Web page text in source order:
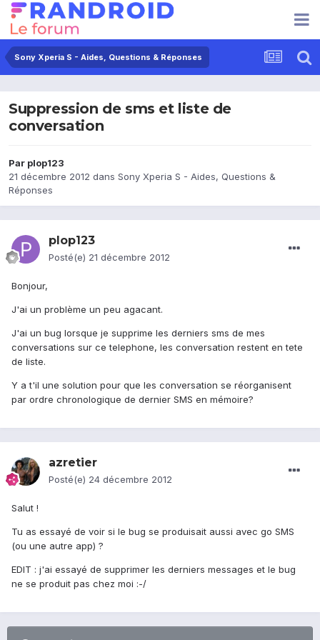
Sony Xperia S - Aides, Questions & Réponses
Suppression de sms et liste de
conversation
Par plop123
21 décembre 2012 dans Sony Xperia S - Aides, Questions &
Réponses
plop123
Posté(e) 21 décembre 2012
Bonjour,
J'ai un problème un peu agacant.
J'ai un bug lorsque je supprime les derniers sms de mes
conversations sur ce telephone, les conversation restent en tete
de liste.
Y a t'il une solution pour que les conversation se réorganisent
par ordre chronologique de dernier SMS en mémoire?
azretier
Posté(e) 24 décembre 2012
Salut !
Tu as essayé de voir si le bug se produisait aussi avec go SMS
(ou une autre app) ?
EDIT : j'ai essayé de supprimer les derniers messages et le bug
ne se produit pas chez moi :-/